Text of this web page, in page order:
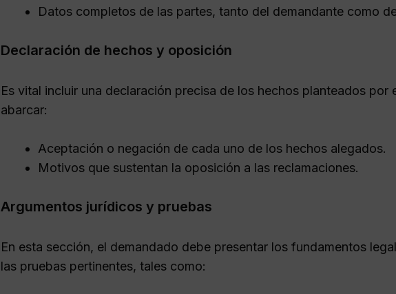
Datos completos de las partes, tanto del demandante como
Declaración de hechos y oposición
Es vital incluir una declaración precisa de los hechos planteados por
abarcar:
Aceptación o negación de cada uno de los hechos alegados.
Motivos que sustentan la oposición a las reclamaciones.
Argumentos jurídicos y pruebas
En esta sección, el demandado debe presentar los fundamentos
las pruebas pertinentes, tales como: